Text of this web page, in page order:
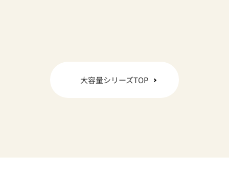
大容量シリーズTOP